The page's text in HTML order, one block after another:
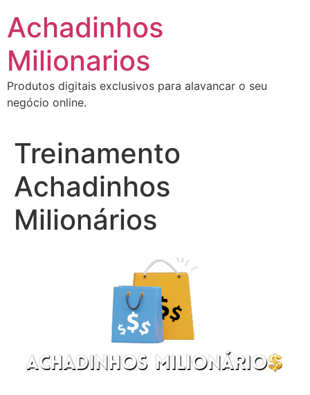
para
conteúdo
Achadinhos
Milionarios
Produtos digitais exclusivos para alavancar o seu
negócio online.
Treinamento
Achadinhos
Milionários